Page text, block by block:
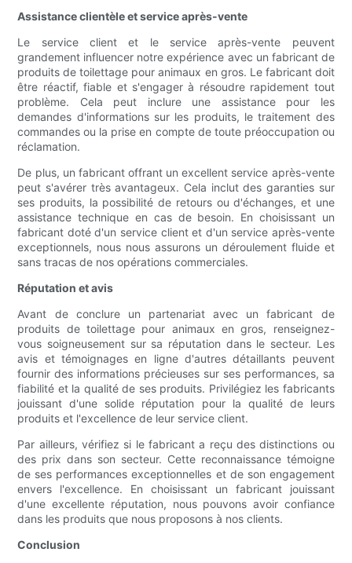
Assistance clientèle et service après-vente
Le service client et le service après-vente peuvent
grandement influencer notre expérience avec un fabricant de
produits de toilettage pour animaux en gros. Le fabricant doit
être réactif, fiable et s'engager à résoudre rapidement tout
problème. Cela peut inclure une assistance pour les
demandes d'informations sur les produits, le traitement des
commandes ou la prise en compte de toute préoccupation ou
réclamation.
De plus, un fabricant offrant un excellent service après-vente
peut s'avérer très avantageux. Cela inclut des garanties sur
ses produits, la possibilité de retours ou d'échanges, et une
assistance technique en cas de besoin. En choisissant un
fabricant doté d'un service client et d'un service après-vente
exceptionnels, nous nous assurons un déroulement fluide et
sans tracas de nos opérations commerciales.
Réputation et avis
Avant de conclure un partenariat avec un fabricant de
produits de toilettage pour animaux en gros, renseignez-
vous soigneusement sur sa réputation dans le secteur. Les
avis et témoignages en ligne d'autres détaillants peuvent
fournir des informations précieuses sur ses performances, sa
fiabilité et la qualité de ses produits. Privilégiez les fabricants
jouissant d'une solide réputation pour la qualité de leurs
produits et l'excellence de leur service client.
Par ailleurs, vérifiez si le fabricant a reçu des distinctions ou
des prix dans son secteur. Cette reconnaissance témoigne
de ses performances exceptionnelles et de son engagement
envers l'excellence. En choisissant un fabricant jouissant
d'une excellente réputation, nous pouvons avoir confiance
dans les produits que nous proposons à nos clients.
Conclusion